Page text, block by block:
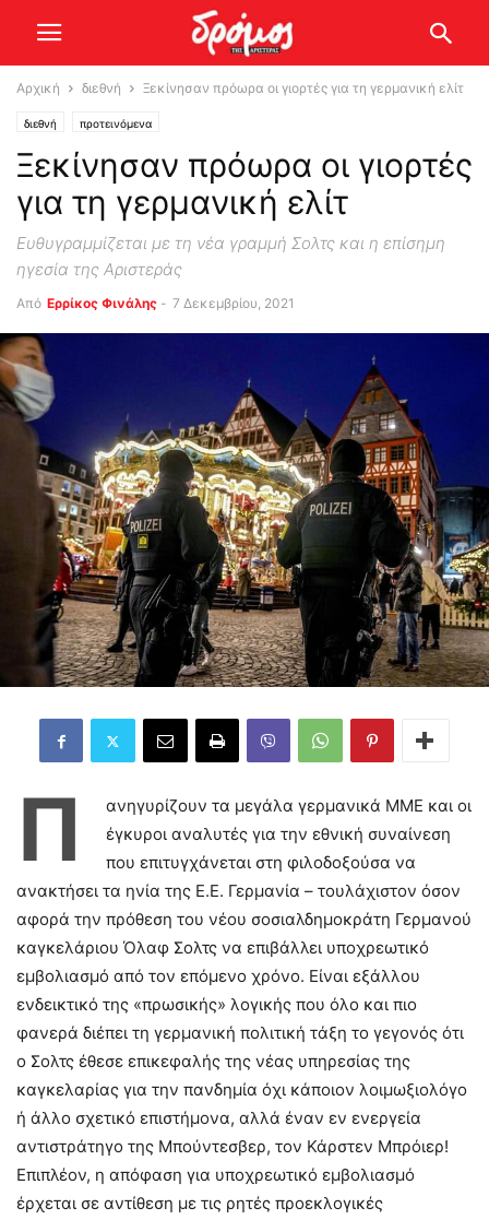
Αρχική διεθνή Ξεκίνησαν πρόωρα οι γιορτές για τη γερμανική ελίτ
διεθνή προτεινόμενα
Ξεκίνησαν πρόωρα οι γιορτές
για τη γερμανική ελίτ
Ευθυγραμμίζεται με τη νέα γραμμή Σολτς και η επίσημη
ηγεσία της Αριστεράς
Από Ερρίκος Φινάλης - 7 Δεκεμβρίου, 2021
Π
ανηγυρίζουν τα μεγάλα γερμανικά ΜΜΕ και οι
έγκυροι αναλυτές για την εθνική συναίνεση
που επιτυγχάνεται στη φιλοδοξούσα να
ανακτήσει τα ηνία της Ε.Ε. Γερμανία – τουλάχιστον όσον
αφορά την πρόθεση του νέου σοσιαλδημοκράτη Γερμανού
καγκελάριου Όλαφ Σολτς να επιβάλλει υποχρεωτικό
εμβολιασμό από τον επόμενο χρόνο. Είναι εξάλλου
ενδεικτικό της «πρωσικής» λογικής που όλο και πιο
φανερά διέπει τη γερμανική πολιτική τάξη το γεγονός ότι
ο Σολτς έθεσε επικεφαλής της νέας υπηρεσίας της
καγκελαρίας για την πανδημία όχι κάποιον λοιμωξιολόγο
ή άλλο σχετικό επιστήμονα, αλλά έναν εν ενεργεία
αντιστράτηγο της Μπούντεσβερ, τον Κάρστεν Μπρόιερ!
Επιπλέον, η απόφαση για υποχρεωτικό εμβολιασμό
έρχεται σε αντίθεση με τις ρητές προεκλογικές